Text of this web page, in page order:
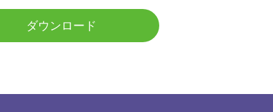
ダウンロード